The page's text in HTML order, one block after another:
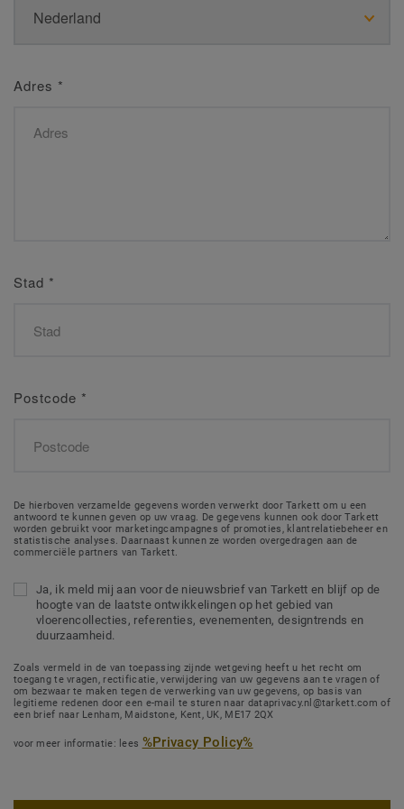
Adres *
Stad *
Postcode *
De hierboven verzamelde gegevens worden verwerkt door Tarkett om u een
antwoord te kunnen geven op uw vraag. De gegevens kunnen ook door Tarkett
worden gebruikt voor marketingcampagnes of promoties, klantrelatiebeheer en
statistische analyses. Daarnaast kunnen ze worden overgedragen aan de
commerciële partners van Tarkett.
Ja, ik meld mij aan voor de nieuwsbrief van Tarkett en blijf op de
hoogte van de laatste ontwikkelingen op het gebied van
vloerencollecties, referenties, evenementen, designtrends en
duurzaamheid.
Zoals vermeld in de van toepassing zijnde wetgeving heeft u het recht om
toegang te vragen, rectificatie, verwijdering van uw gegevens aan te vragen of
om bezwaar te maken tegen de verwerking van uw gegevens, op basis van
legitieme redenen door een e-mail te sturen naar dataprivacy.nl@tarkett.com of
een brief naar Lenham, Maidstone, Kent, UK, ME17 2QX
voor meer informatie: lees %Privacy Policy%